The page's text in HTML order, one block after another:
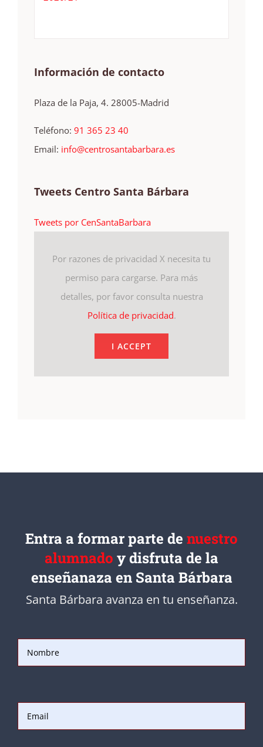
Información de contacto
Plaza de la Paja, 4. 28005-Madrid
Teléfono:91 365 23 40
Email: info@centrosantabarbara.es
Tweets Centro Santa Bárbara
Tweets por CenSantaBarbara
Por razones de privacidad X necesita tu
permiso para cargarse. Para más
detalles, por favor consulta nuestra
Política de privacidad.
I ACCEPT
Entra a formar parte de nuestro
alumnado y disfruta de la
enseñanaza en Santa Bárbara
Santa Bárbara avanza en tu enseñanza.